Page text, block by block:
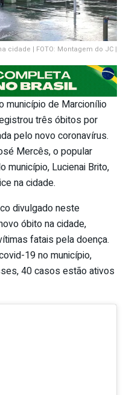
cidade | FOTO: Montagem do JC |
município de Marcionílio
três óbitos por
pelo novo coronavírus.
Mercês, o popular
município, Lucienai Brito,
na cidade.
divulgado neste
óbito na cidade,
fatais pela doença.
19 no município,
40 casos estão ativos